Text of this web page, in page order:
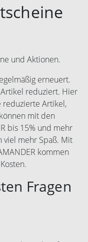
und Aktionen.
erneuert.
reduziert. Hier
reduzierte Artikel,
mit den
bis 15% und mehr
viel mehr Spaß. Mit
kommen
Fragen